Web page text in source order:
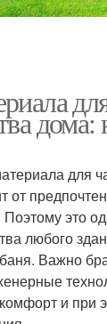
для
от
Поэтому это
любого
Важно
и при